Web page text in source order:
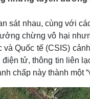
Hậu
đình
Văn hóa
Sân
Văn học
Âm nhạc
Di sản
sát nhau, cùng với
chừng vô hại
Quốc tế (CSIS)
tử, thông tin liên
chấp này thành một